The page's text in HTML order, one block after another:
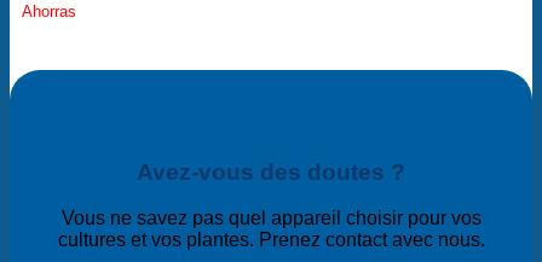
Ahorras
Avez-vous des doutes ?
Vous ne savez pas quel appareil choisir pour vos
cultures et vos plantes. Prenez contact avec nous.